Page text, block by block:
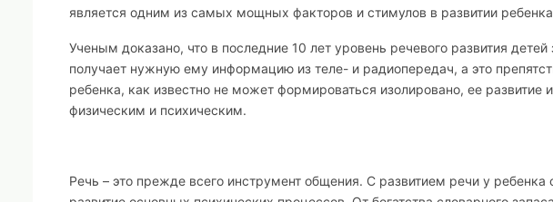
является одним из самых мощных факторов и стимулов в развитии
Ученым доказано, что в последние 10 лет уровень речевого развития
получает нужную ему информацию из теле- и радиопередач, а это
ребенка, как известно не может формироваться изолировано, ее
физическим и психическим.
Речь – это прежде всего инструмент общения. С развитием речи у